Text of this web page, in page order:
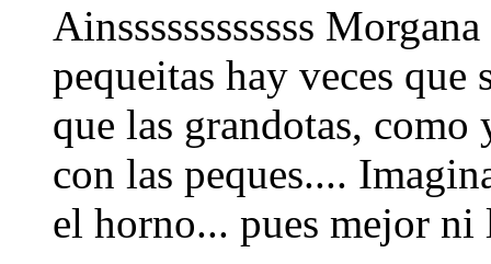
Ainssssssssssss
pequeitas hay veces que
que las grandotas,
con las peques....
el horno... pues mejor